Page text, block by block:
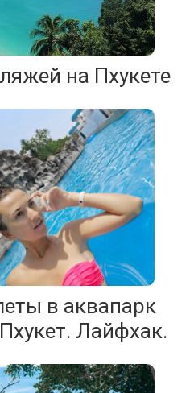
на Пхукете
в аквапарк
Лайфхак.